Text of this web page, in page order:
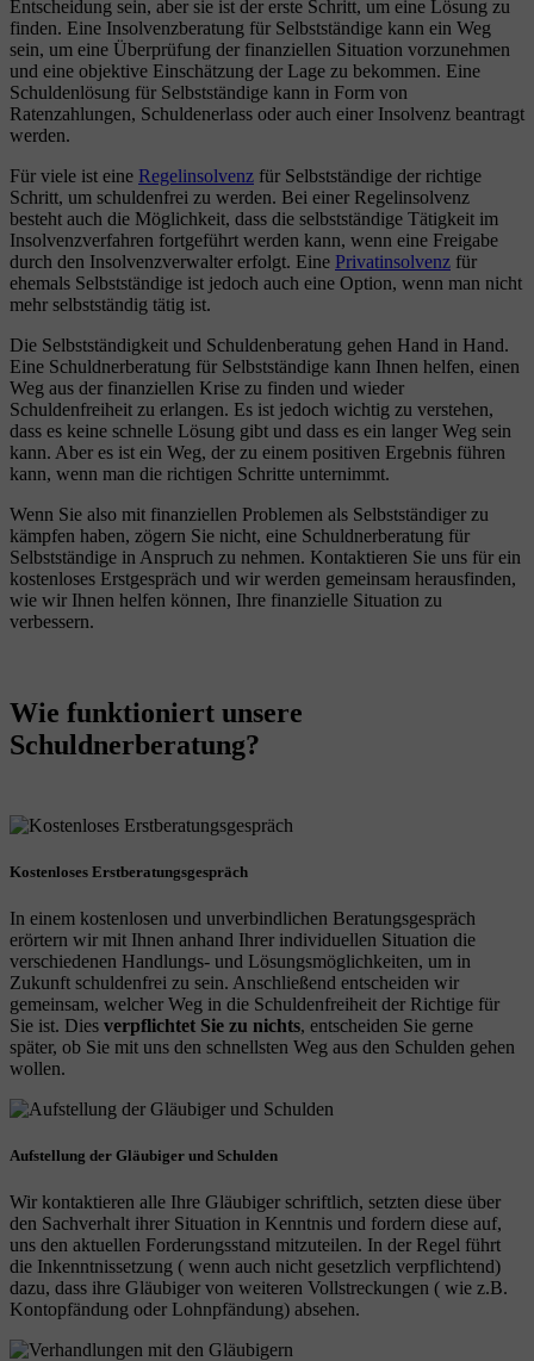
Entscheidung sein, aber sie ist der erste Schritt, um eine Lösung zu
finden. Eine Insolvenzberatung für Selbstständige kann ein Weg
sein, um eine Überprüfung der finanziellen Situation vorzunehmen
und eine objektive Einschätzung der Lage zu bekommen. Eine
Schuldenlösung für Selbstständige kann in Form von
Ratenzahlungen, Schuldenerlass oder auch einer Insolvenz beantragt
werden.
Für viele ist eine Regelinsolvenz für Selbstständige der richtige
Schritt, um schuldenfrei zu werden. Bei einer Regelinsolvenz
besteht auch die Möglichkeit, dass die selbstständige Tätigkeit im
Insolvenzverfahren fortgeführt werden kann, wenn eine Freigabe
durch den Insolvenzverwalter erfolgt. Eine Privatinsolvenz für
ehemals Selbstständige ist jedoch auch eine Option, wenn man nicht
mehr selbstständig tätig ist.
Die Selbstständigkeit und Schuldenberatung gehen Hand in Hand.
Eine Schuldnerberatung für Selbstständige kann Ihnen helfen, einen
Weg aus der finanziellen Krise zu finden und wieder
Schuldenfreiheit zu erlangen. Es ist jedoch wichtig zu verstehen,
dass es keine schnelle Lösung gibt und dass es ein langer Weg sein
kann. Aber es ist ein Weg, der zu einem positiven Ergebnis führen
kann, wenn man die richtigen Schritte unternimmt.
Wenn Sie also mit finanziellen Problemen als Selbstständiger zu
kämpfen haben, zögern Sie nicht, eine Schuldnerberatung für
Selbstständige in Anspruch zu nehmen. Kontaktieren Sie uns für ein
kostenloses Erstgespräch und wir werden gemeinsam herausfinden,
wie wir Ihnen helfen können, Ihre finanzielle Situation zu
verbessern.
Wie funktioniert unsere
Schuldnerberatung?
Kostenloses Erstberatungsgespräch
In einem kostenlosen und unverbindlichen Beratungsgespräch
erörtern wir mit Ihnen anhand Ihrer individuellen Situation die
verschiedenen Handlungs- und Lösungsmöglichkeiten, um in
Zukunft schuldenfrei zu sein. Anschließend entscheiden wir
gemeinsam, welcher Weg in die Schuldenfreiheit der Richtige für
Sie ist. Dies verpflichtet Sie zu nichts, entscheiden Sie gerne
später, ob Sie mit uns den schnellsten Weg aus den Schulden gehen
wollen.
Aufstellung der Gläubiger und Schulden
Wir kontaktieren alle Ihre Gläubiger schriftlich, setzten diese über
den Sachverhalt ihrer Situation in Kenntnis und fordern diese auf,
uns den aktuellen Forderungsstand mitzuteilen. In der Regel führt
die Inkenntnissetzung ( wenn auch nicht gesetzlich verpflichtend)
dazu, dass ihre Gläubiger von weiteren Vollstreckungen ( wie z.B.
Kontopfändung oder Lohnpfändung) absehen.